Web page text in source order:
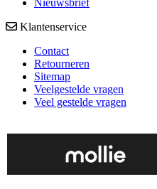
Nieuwsbrief
Klantenservice
Contact
Retourneren
Sitemap
Veelgestelde vragen
Veel gestelde vragen